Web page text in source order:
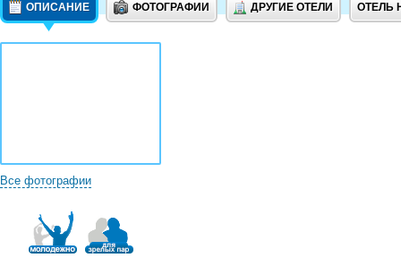
ОПИСАНИЕ ФОТОГРАФИИ ДРУГИЕ ОТЕЛИ ОТЕЛЬ
Все фотографии